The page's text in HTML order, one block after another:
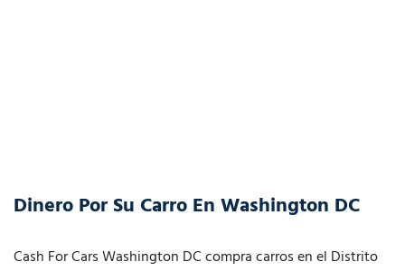
Dinero Por Su Carro En Washington DC
Cash For Cars Washington DC compra carros en el Distrito